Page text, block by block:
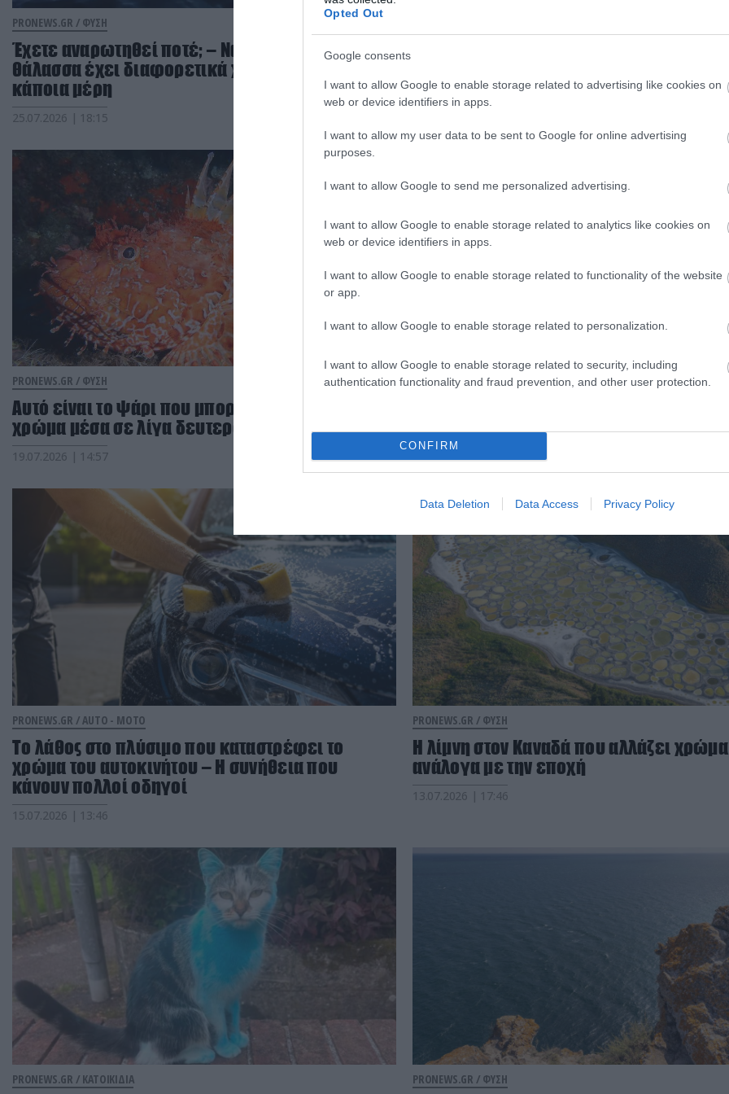
Opted Out
Google consents
I want to allow Google to enable storage related to advertising like cookies on
web or device identifiers in apps.
I want to allow my user data to be sent to Google for online advertising
purposes.
I want to allow Google to send me personalized advertising.
I want to allow Google to enable storage related to analytics like cookies on
web or device identifiers in apps.
I want to allow Google to enable storage related to functionality of the website
or app.
I want to allow Google to enable storage related to personalization.
I want to allow Google to enable storage related to security, including
authentication functionality and fraud prevention, and other user protection.
CONFIRM
Data Deletion Data Access Privacy Policy
PRONEWS.GR / ΦΥΣΗ
Έχετε αναρωτηθεί ποτέ; – Να γιατί η
θάλασσα έχει διαφορετικά χρώματα σε
κάποια μέρη
25.07.2026 | 18:15
20.07.2026 | 23:27
PRONEWS.GR / ΦΥΣΗ
Αυτό είναι το ψάρι που μπορεί να αλλάξει
χρώμα μέσα σε λίγα δευτερόλεπτα
19.07.2026 | 14:57
PRONEWS.GR / GOOD LIFE
αγαπημένο σας χρώμα
18.07.2026 | 22:45
PRONEWS.GR /AUTO - MOTO
Το λάθος στο πλύσιμο που καταστρέφει το
χρώμα του αυτοκινήτου – Η συνήθεια που
κάνουν πολλοί οδηγοί
15.07.2026 | 13:46
PRONEWS.GR / ΦΥΣΗ
Η λίμνη στον Καναδά που αλλάζει χρώμα
ανάλογα με την εποχή
13.07.2026 | 17:46
PRONEWS.GR / ΚΑΤΟΙΚΙΔΙΑ PRONEWS.GR / ΦΥΣΗ